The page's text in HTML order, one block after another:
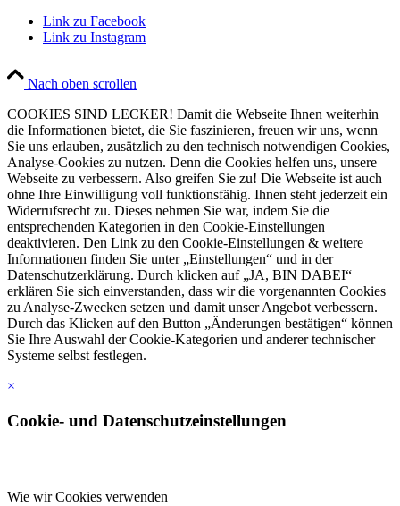
Link zu Facebook
Link zu Instagram
Nach oben scrollen
COOKIES SIND LECKER! Damit die Webseite Ihnen weiterhin
die Informationen bietet, die Sie faszinieren, freuen wir uns, wenn
Sie uns erlauben, zusätzlich zu den technisch notwendigen Cookies,
Analyse-Cookies zu nutzen. Denn die Cookies helfen uns, unsere
Webseite zu verbessern. Also greifen Sie zu! Die Webseite ist auch
ohne Ihre Einwilligung voll funktionsfähig. Ihnen steht jederzeit ein
Widerrufsrecht zu. Dieses nehmen Sie war, indem Sie die
entsprechenden Kategorien in den Cookie-Einstellungen
deaktivieren. Den Link zu den Cookie-Einstellungen & weitere
Informationen finden Sie unter „Einstellungen“ und in der
Datenschutzerklärung. Durch klicken auf „JA, BIN DABEI“
erklären Sie sich einverstanden, dass wir die vorgenannten Cookies
zu Analyse-Zwecken setzen und damit unser Angebot verbessern.
Durch das Klicken auf den Button „Änderungen bestätigen“ können
Sie Ihre Auswahl der Cookie-Kategorien und anderer technischer
Systeme selbst festlegen.
×
Cookie- und Datenschutzeinstellungen
Wie wir Cookies verwenden